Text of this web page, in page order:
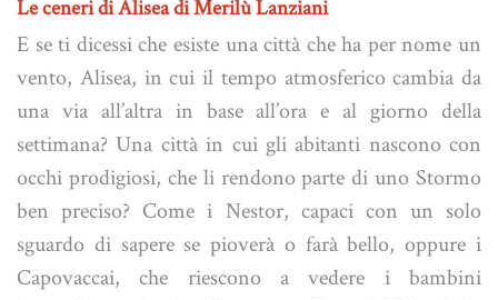
Le ceneri di Alisea di Merilù Lanziani
E se ti dicessi che esiste una città che ha per nome un
vento, Alisea, in cui il tempo atmosferico cambia da
una via all’altra in base all’ora e al giorno della
settimana? Una città in cui gli abitanti nascono con
occhi prodigiosi, che li rendono parte di uno Stormo
ben preciso? Come i Nestor, capaci con un solo
sguardo di sapere se pioverà o farà bello, oppure i
Capovaccai, che riescono a vedere i bambini